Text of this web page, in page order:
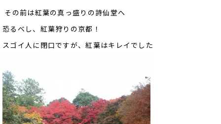
その前は紅葉の真っ盛りの詩仙堂へ
恐るべし、紅葉狩りの京都！
スゴイ人に閉口ですが、紅葉はキレイでした